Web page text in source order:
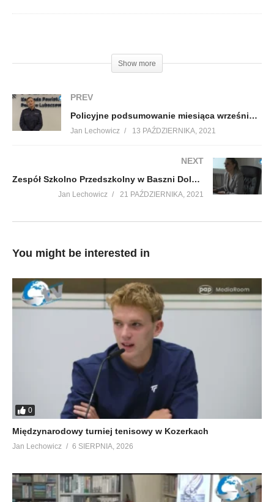
Show more
PREV
Policyjne podsumowanie miesiąca września w powiecie
Jan Lechowicz 13 PAŹDZIERNIKA, 2021
NEXT
Zespół Szkolno Przedszkolny w Baszni Dolnej – Hazard Nie daj się wciągnąć
Jan Lechowicz 21 PAŹDZIERNIKA, 2021
You might be interested in
0
Międzynarodowy turniej tenisowy w Kozerkach
Jan Lechowicz 6 SIERPNIA, 2026